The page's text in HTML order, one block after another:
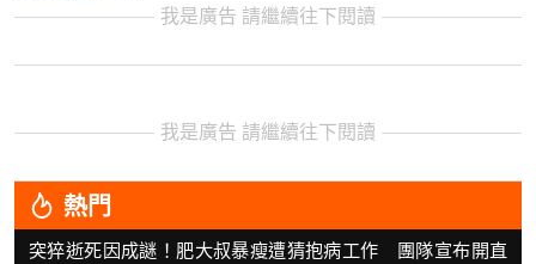
我是廣告 請繼續往下閱讀
我是廣告 請繼續往下閱讀
熱門
突猝逝死因成謎！肥大叔暴瘦遭猜抱病工作 團隊宣布開直